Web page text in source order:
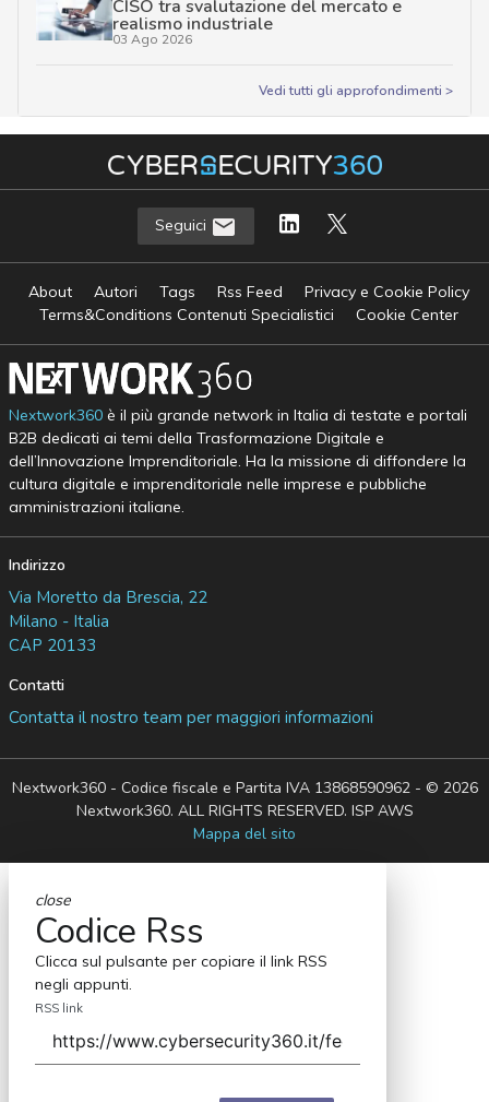
CISO tra svalutazione del mercato e
realismo industriale
03 Ago 2026
Vedi tutti gli approfondimenti >
Seguici
About Autori Tags Rss Feed
Privacy e Cookie Policy
Terms&Conditions Contenuti Specialistici
Cookie Center
Nextwork360è il più grande network in Italia di testate e portali
B2B dedicati ai temi della Trasformazione Digitale e
dell’Innovazione Imprenditoriale. Ha la missione di diffondere la
cultura digitale e imprenditoriale nelle imprese e pubbliche
amministrazioni italiane.
Indirizzo
Via Moretto da Brescia, 22
Milano - Italia
CAP 20133
Contatti
Contatta il nostro team per maggiori informazioni
Nextwork360 - Codice fiscale e Partita IVA 13868590962 - © 2026
Nextwork360. ALL RIGHTS RESERVED. ISP AWS
Mappa del sito
close
Codice Rss
Clicca sul pulsante per copiare il link RSS
negli appunti.
RSS link